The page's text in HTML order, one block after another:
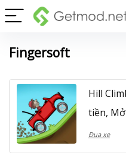
Fingersoft
Hill
tiền, Mở
Đua xe